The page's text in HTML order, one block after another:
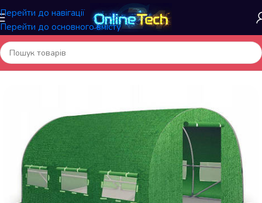
Перейти до навігації
Перейти до основного вмісту
Головна/Садові та вуличні товари/Теплиці